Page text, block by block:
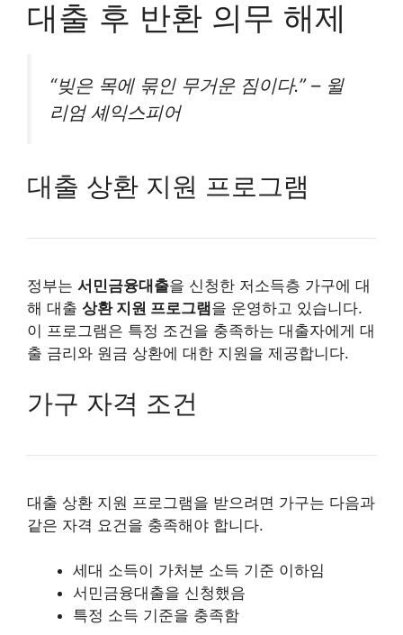
대출 후 반환 의무 해제
“빚은 목에 묶인 무거운 짐이다.”– 윌
리엄 셰익스피어
대출 상환 지원 프로그램
정부는 서민금융대출을 신청한 저소득층 가구에 대
해 대출 상환 지원 프로그램을 운영하고 있습니다.
이 프로그램은 특정 조건을 충족하는 대출자에게 대
출 금리와 원금 상환에 대한 지원을 제공합니다.
가구 자격 조건
대출 상환 지원 프로그램을 받으려면 가구는 다음과
같은 자격 요건을 충족해야 합니다.
세대 소득이 가처분 소득 기준 이하임
서민금융대출을 신청했음
특정 소득 기준을 충족함